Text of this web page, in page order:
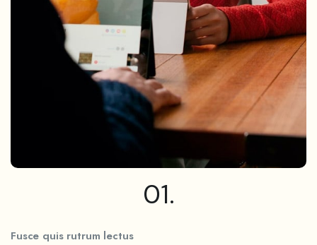
01.
Fusce quis rutrum lectus